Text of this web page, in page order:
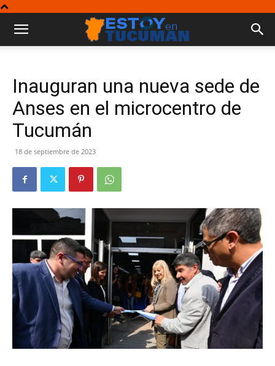
Inauguran una nueva sede de
Anses en el microcentro de
Tucumán
18 de septiembre de 2023